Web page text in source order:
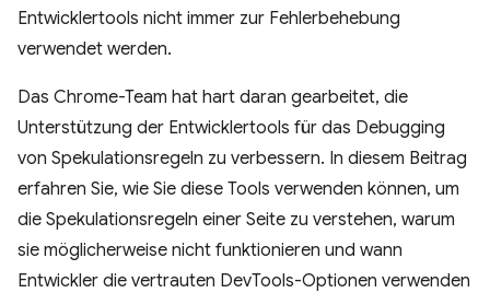
Entwicklertools nicht immer zur Fehlerbehebung
verwendet werden.
Das Chrome-Team hat hart daran gearbeitet, die
Unterstützung der Entwicklertools für das Debugging
von Spekulationsregeln zu verbessern. In diesem Beitrag
erfahren Sie, wie Sie diese Tools verwenden können, um
die Spekulationsregeln einer Seite zu verstehen, warum
sie möglicherweise nicht funktionieren und wann
Entwickler die vertrauten DevTools-Optionen verwenden